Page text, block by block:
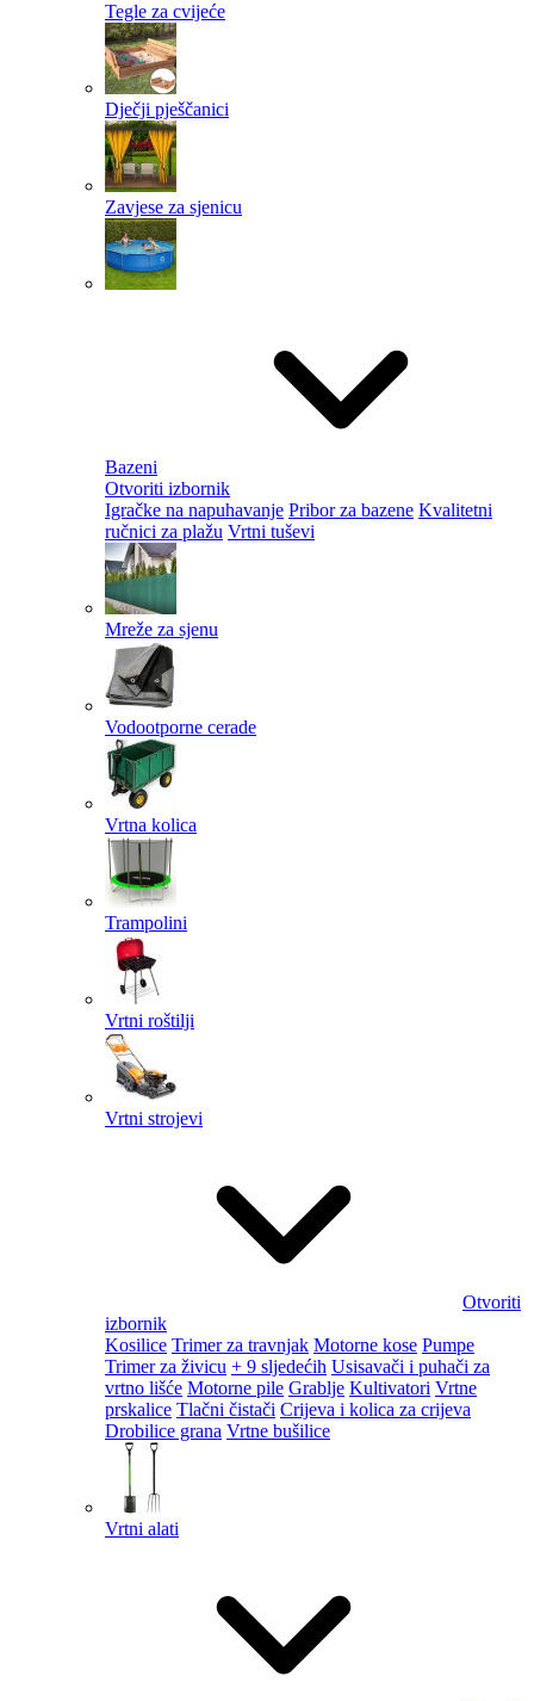
Tegle za cvijeće
Dječji pješčanici
Zavjese za sjenicu
Bazeni
Otvoriti izbornik
Igračke na napuhavanje Pribor za bazene Kvalitetni
ručnici za plažu Vrtni tuševi
Mreže za sjenu
Vodootporne cerade
Vrtna kolica
Trampolini
Vrtni roštilji
Vrtni strojevi
Otvoriti
izbornik
Kosilice Trimer za travnjak Motorne kose Pumpe
Trimer za živicu + 9 sljedećih Usisavači i puhači za
vrtno lišće Motorne pile Grablje Kultivatori Vrtne
prskalice Tlačni čistači Crijeva i kolica za crijeva
Drobilice grana Vrtne bušilice
Vrtni alati